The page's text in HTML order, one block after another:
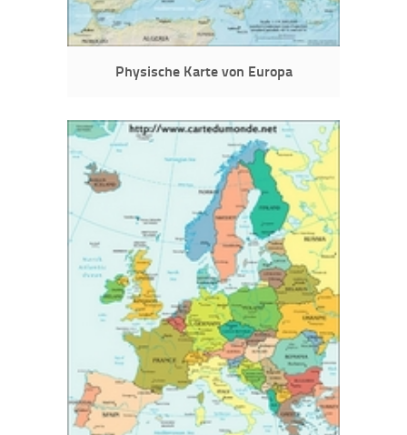
Physische Karte von Europa